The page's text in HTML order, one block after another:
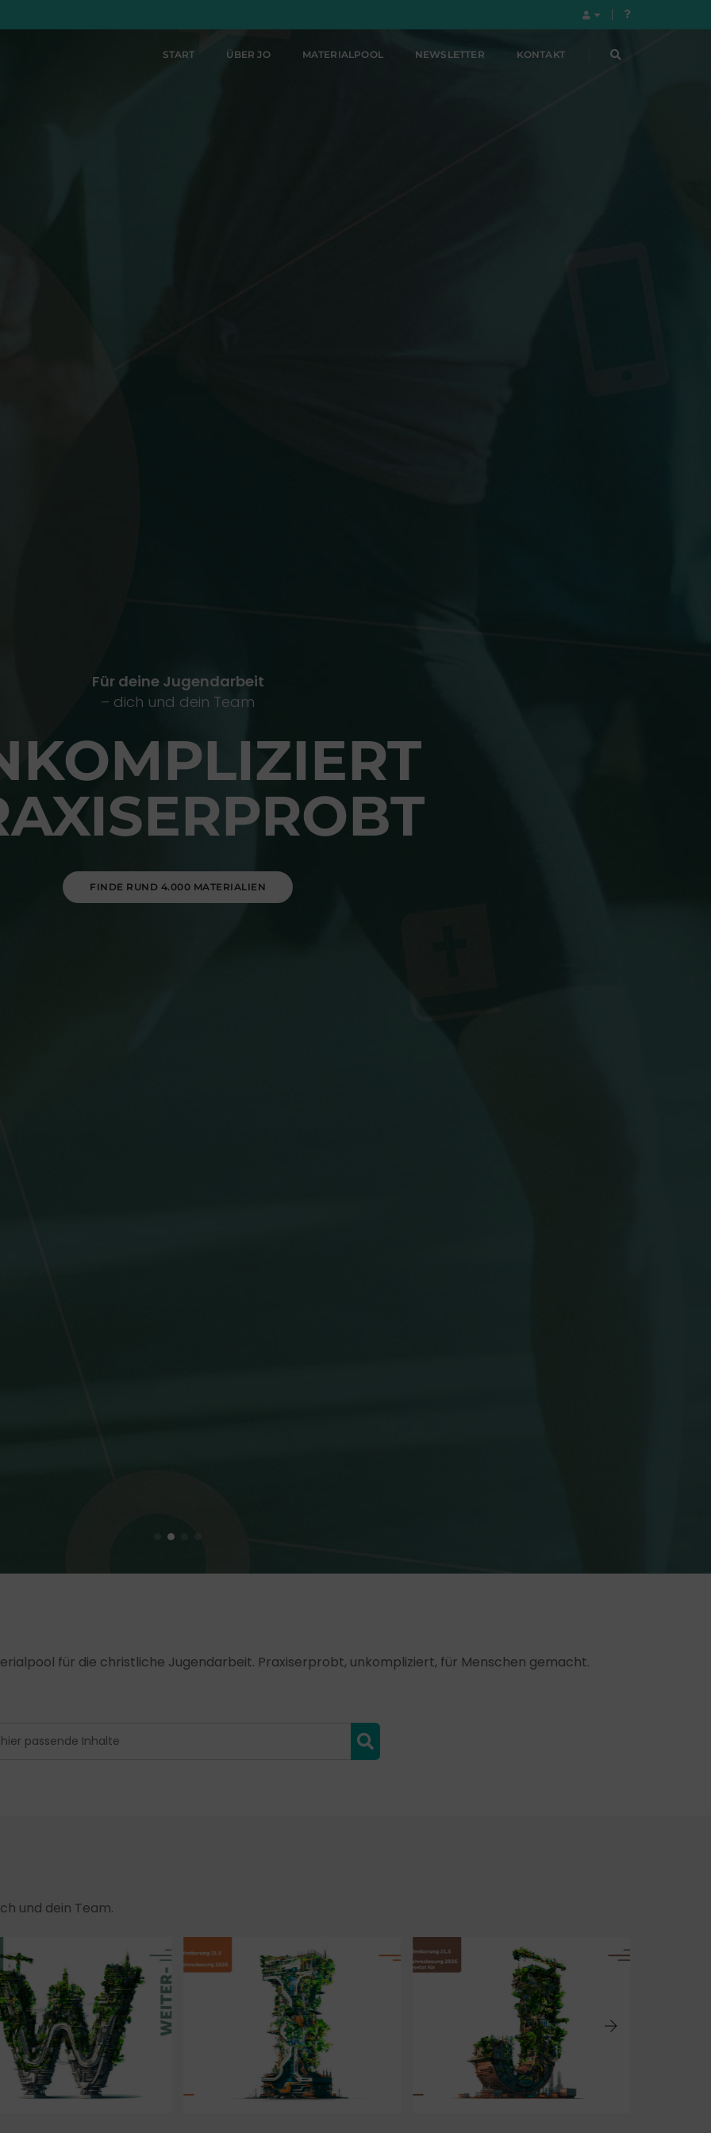
START ÜBER JO MATERIALPOOL NEWSLETTER KONTAKT
Für deine Jugendarbeit
– dich und dein Team
FINDE RUND 4.000 MATERIALIEN
für die christliche Jugendarbeit. Praxiserprobt, unkompliziert, für Menschen gemacht.
und dein Team.